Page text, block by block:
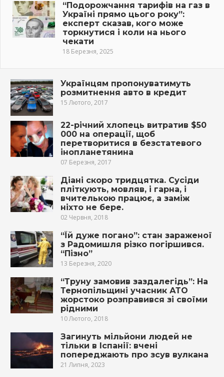
“Подорожчання тарифів на газ в
Україні прямо цього року”:
експерт сказав, кого може
торкнутися і коли на нього
чекати
18 Березня, 2025
Українцям пропонуватимуть
розмитнення авто в кредит
15 Лютого, 2017
22-річний хлопець витратив $50
000 на операції, щоб
перетворитися в безстатевого
інопланетянина
07 Березня, 2017
Діані скоро тридцятка. Сусіди
пліткують, мовляв, і гарна, і
вчителькою працює, а заміж
ніхто не бере.
02 Червня, 2018
“Їй дуже погано”: стан зараженої
з Радомишля різко погіршився.
“Пізно”
13 Березня, 2020
“Труну замовив заздалегідь”: На
Тернопільщині учасник АТО
жорстоко розправився зі своїми
рідними
10 Лютого, 2018
Загинуть мільйони людей не
тільки в Іспанії: вчені
попереджають про зсув вулкана
21 Липня, 2023